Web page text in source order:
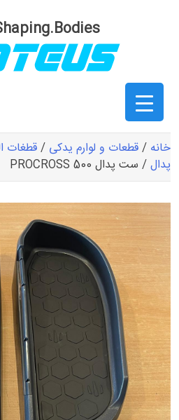
خانه /قطعات و لوارم یدکی /قطغات
پدال/ ست پدال PROCROSS 500